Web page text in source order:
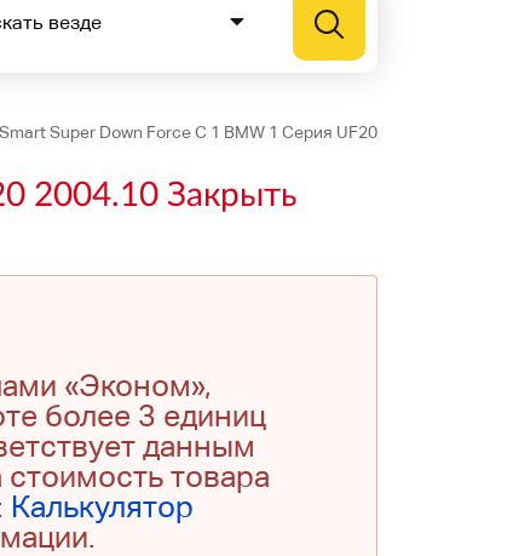
Super Down Force C 1 BMW 1 Серия UF20
2004.10 Закрыть
«Эконом»,
более 3 единиц
данным
товара
Калькулятор